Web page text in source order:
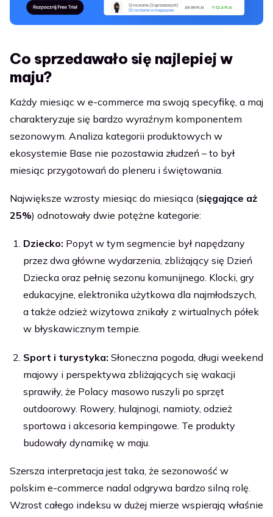
Co sprzedawało się najlepiej w
maju?
Każdy miesiąc w e-commerce ma swoją specyfikę, a maj
charakteryzuje się bardzo wyraźnym komponentem
sezonowym. Analiza kategorii produktowych w
ekosystemie Base nie pozostawia złudzeń – to był
miesiąc przygotowań do pleneru i świętowania.
Największe wzrosty miesiąc do miesiąca (sięgające aż
25%) odnotowały dwie potężne kategorie:
Dziecko: Popyt w tym segmencie był napędzany
przez dwa główne wydarzenia, zbliżający się Dzień
Dziecka oraz pełnię sezonu komunijnego. Klocki, gry
edukacyjne, elektronika użytkowa dla najmłodszych,
a także odzież wizytowa znikały z wirtualnych półek
w błyskawicznym tempie.
Sport i turystyka: Słoneczna pogoda, długi weekend
majowy i perspektywa zbliżających się wakacji
sprawiły, że Polacy masowo ruszyli po sprzęt
outdoorowy. Rowery, hulajnogi, namioty, odzież
sportowa i akcesoria kempingowe. Te produkty
budowały dynamikę w maju.
Szersza interpretacja jest taka, że sezonowość w
polskim e-commerce nadal odgrywa bardzo silną rolę.
Wzrost całego indeksu w dużej mierze wspierają właśnie